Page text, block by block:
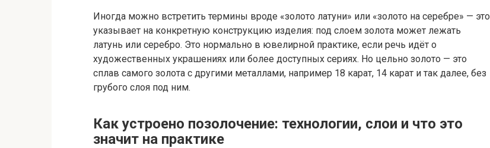
Иногда можно встретить термины вроде «золото латуни» или «золото на серебре» — это
указывает на конкретную конструкцию изделия: под слоем золота может лежать
латунь или серебро. Это нормально в ювелирной практике, если речь идёт о
художественных украшениях или более доступных сериях. Но цельно золото — это
сплав самого золота с другими металлами, например 18 карат, 14 карат и так далее, без
грубого слоя под ним.
Как устроено позолочение: технологии, слои и что это
значит на практике